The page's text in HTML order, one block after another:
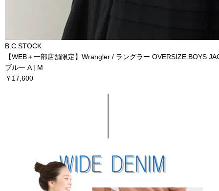
B.C STOCK
【WEB＋一部店舗限定】Wrangler / ラングラー OVERSIZE BOYS
ブルー A | M
￥17,600